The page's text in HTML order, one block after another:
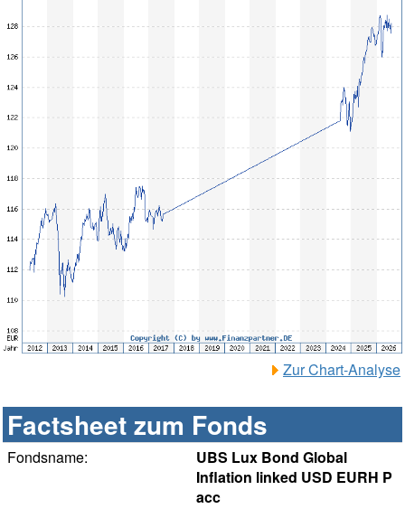
Zur Chart-Analyse
Factsheet zum Fonds
Fondsname:
UBS Lux Bond Global
Inflation linked USD EURH P
acc